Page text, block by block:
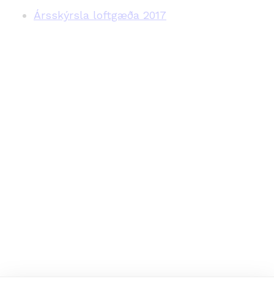
Ársskýrsla loftgæða 2017